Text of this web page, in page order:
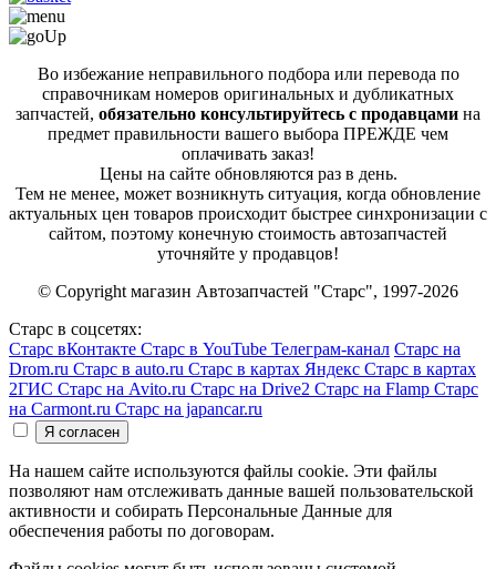
Во избежание неправильного подбора или перевода по
справочникам номеров оригинальных и дубликатных
запчастей, обязательно консультируйтесь с продавцами на
предмет правильности вашего выбора ПРЕЖДЕ чем
оплачивать заказ!
Цены на сайте обновляются раз в день.
Тем не менее, может возникнуть ситуация, когда обновление
актуальных цен товаров происходит быстрее синхронизации с
сайтом, поэтому конечную стоимость автозапчастей
уточняйте у продавцов!
© Copyright магазин Автозапчастей "Старс", 1997-2026
Старс в соцсетях:
Старс вКонтакте Старс в YouTube Телеграм-канал Старс на
Drom.ru Старс в auto.ru Старс в картах Яндекс Старс в картах
2ГИС Старс на Avito.ru Старс на Drive2 Старс на Flamp Старс
на Carmont.ru Старс на japancar.ru
На нашем сайте используются файлы cookie. Эти файлы
позволяют нам отслеживать данные вашей пользовательской
активности и собирать Персональные Данные для
обеспечения работы по договорам.